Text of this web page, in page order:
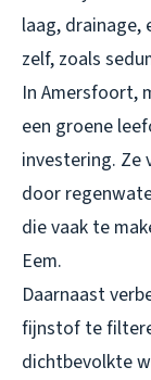
laag, drainage,
zelf, zoals
In Amersfoort,
een groene
investering. Ze
door
die vaak te
Eem.
Daarnaast
fijnstof te
dichtbevolkte